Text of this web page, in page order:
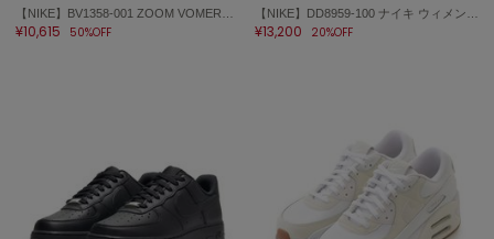
¥10,615 50%OFF ¥13,200 20%OFF